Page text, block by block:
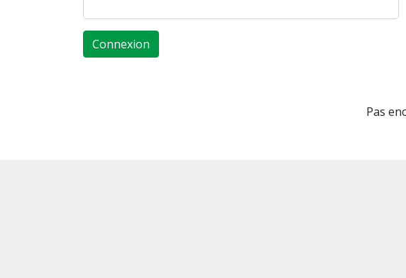
Connexion
Pas